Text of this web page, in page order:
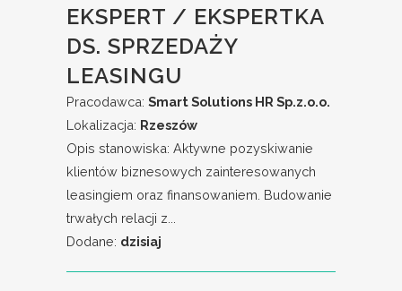
EKSPERT / EKSPERTKA
DS. SPRZEDAŻY
LEASINGU
Pracodawca: Smart Solutions HR Sp.z.o.o.
Lokalizacja: Rzeszów
Opis stanowiska: Aktywne pozyskiwanie
klientów biznesowych zainteresowanych
leasingiem oraz finansowaniem. Budowanie
trwałych relacji z...
Dodane: dzisiaj